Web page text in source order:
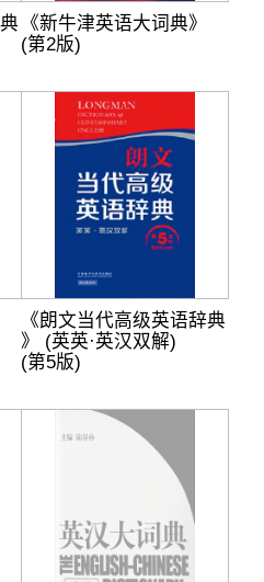
《新牛津英语大词典》
(第2版)
《朗文当代高级英语辞典
》 (英英·英汉双解)
(第5版)